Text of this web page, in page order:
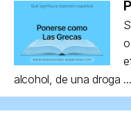
alcohol, de una droga ...